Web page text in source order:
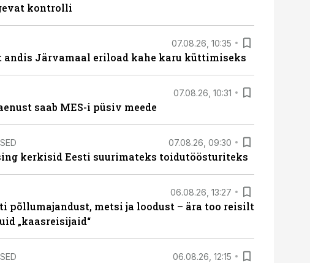
kontrolli
07.08.26, 10:35
andis Järvamaal eriload kahe karu küttimiseks
07.08.26, 10:31
saab MES-i püsiv meede
07.08.26, 09:30
kerkisid Eesti suurimateks toidutöösturiteks
06.08.26, 13:27
põllumajandust, metsi ja loodust – ära too reisilt
„kaasreisijaid“
06.08.26, 12:15